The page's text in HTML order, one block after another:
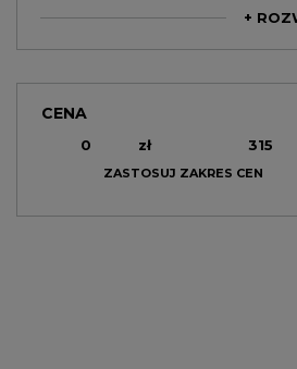
+
CENA
zł
ZASTOSUJ ZAKRES CEN